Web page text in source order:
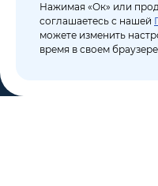
Нажимая «Ок» или
соглашаетесь с нашей
можете изменить
время в своем